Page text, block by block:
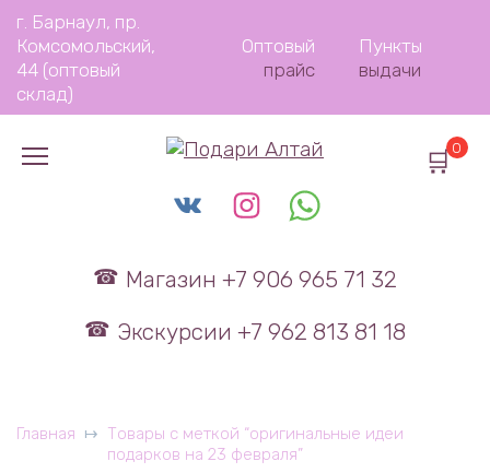
Перейти
содержанию
г. Барнаул, пр.
Комсомольский,
44 (оптовый
склад)
Оптовый
прайс
Пункты
выдачи
Магазин +7 906 965 71 32
Экскурсии +7 962 813 81 18
0
Главная
Товары с меткой “оригинальные идеи
подарков на 23 февраля”